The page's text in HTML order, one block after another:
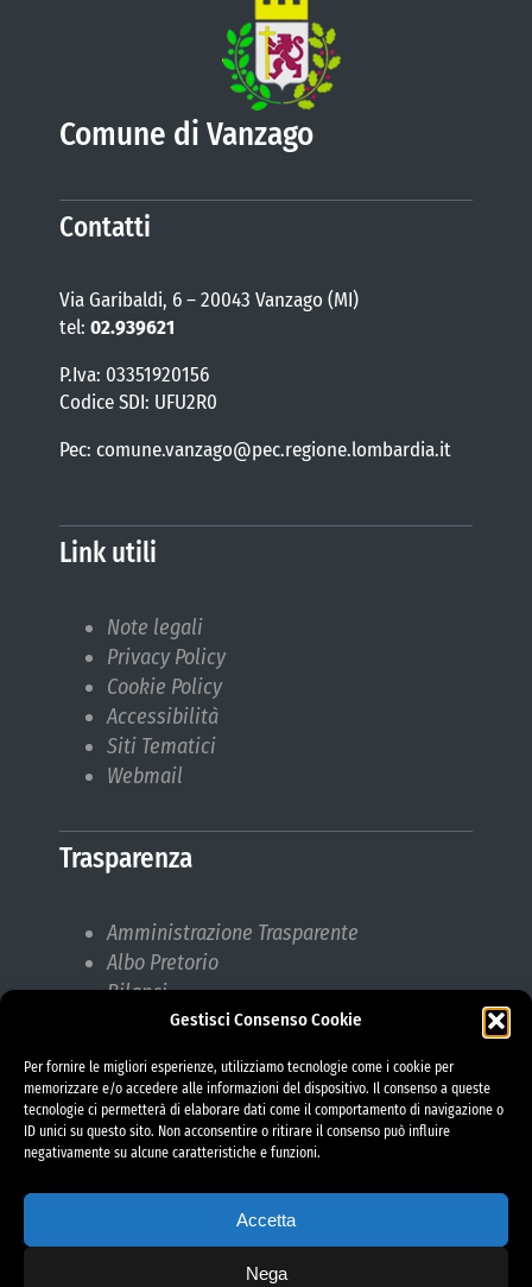
Gestisci Consenso Cookie
Per fornire le migliori esperienze, utilizziamo tecnologie come i cookie per
memorizzare e/o accedere alle informazioni del dispositivo. Il consenso a queste
tecnologie ci permetterà di elaborare dati come il comportamento di navigazione o
ID unici su questo sito. Non acconsentire o ritirare il consenso può influire
negativamente su alcune caratteristiche e funzioni.
Accetta
Nega
Comune di Vanzago
Contatti
Via Garibaldi, 6 – 20043 Vanzago (MI)
tel: 02.939621
P.Iva: 03351920156
Codice SDI: UFU2R0
Pec: comune.vanzago@pec.regione.lombardia.it
Link utili
Note legali
Privacy Policy
Cookie Policy
Accessibilità
Siti Tematici
Webmail
Trasparenza
Amministrazione Trasparente
Albo Pretorio
Bilanci
Bandi di gara
Responsabile protezione dati (RPD)